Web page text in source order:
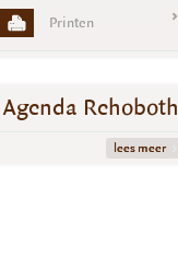
Printen
Agenda Rehoboth
lees meer